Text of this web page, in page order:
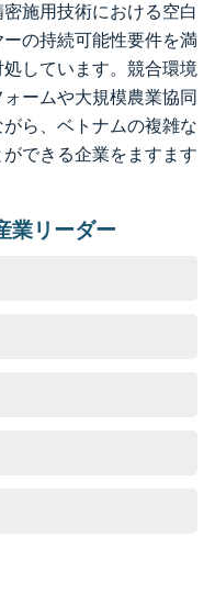
施用技術における空白
の持続可能性要件を満
しています。競合環境
ームや大規模農業協同
ら、ベトナムの複雑な
できる企業をますます
業リーダー